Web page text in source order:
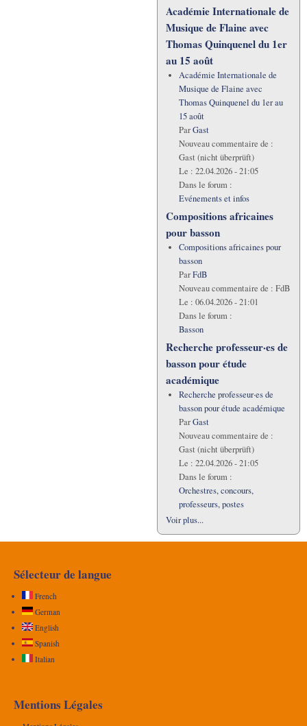
Académie Internationale de
Musique de Flaine avec
Thomas Quinquenel du 1er
au 15 août
Académie Internationale de
Musique de Flaine avec
Thomas Quinquenel du 1er au
15 août
ParGast
Nouveau commentaire de :
Gast (nicht überprüft)
Le : 22.04.2026 - 21:05
Dans le forum :
Evénements et infos
Compositions africaines
pour basson
Compositions africaines pour
basson
ParFdB
Nouveau commentaire de : FdB
Le : 06.04.2026 - 21:01
Dans le forum :
Basson
Recherche professeur·es de
basson pour étude
académique
Recherche professeur·es de
basson pour étude académique
ParGast
Nouveau commentaire de :
Gast (nicht überprüft)
Le : 22.04.2026 - 21:05
Dans le forum :
Orchestres, concours,
professeurs, postes
Voir plus...
Sélecteur de langue
French
German
English
Spanish
Italian
Mentions Légales